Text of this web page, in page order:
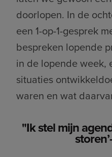
doorlopen. In de
een 1-op-1-gesprek
bespreken lopende
in de lopende week,
situaties
waren en wat
"Ik stel mijn